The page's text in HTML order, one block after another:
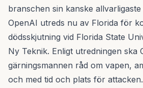
branschen sin kanske
OpenAI utreds nu av Florida för
dödsskjutning vid Florida State
Ny Teknik. Enligt utredningen ska
gärningsmannen råd om vapen,
och med tid och plats för attacken.